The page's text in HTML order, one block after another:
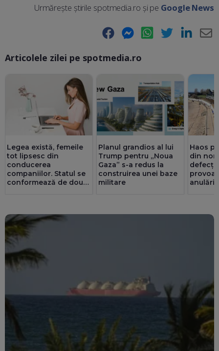
Urmărește știrile spotmedia.ro și pe Google News
Facebook Messenger WhatsApp Twitter LinkedIn
Articolele zilei pe spotmedia.ro
Legea există, femeile
tot lipsesc din
conducerea
companiilor. Statul se
conformează de două
Planul grandios al lui
Trump pentru „Noua
Gaza” s-a redus la
construirea unei baze
militare
Haos
din
anulări